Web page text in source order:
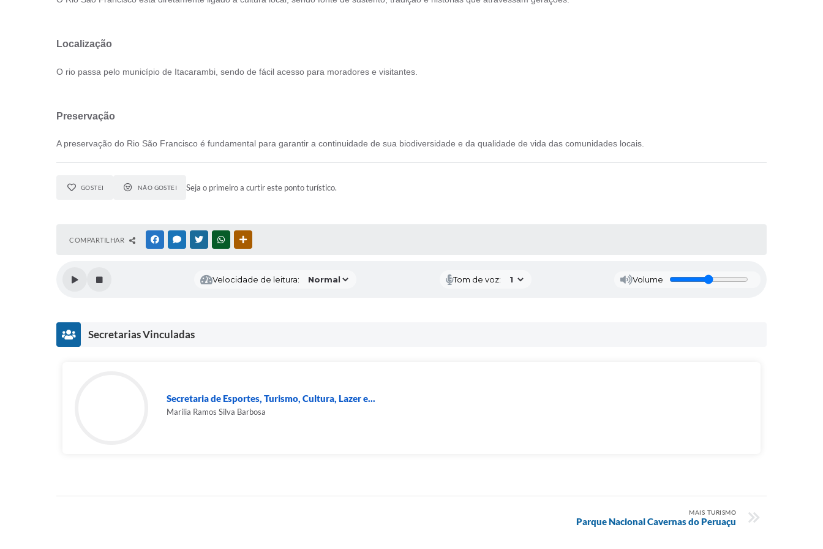
Localização
O rio passa pelo município de Itacarambi, sendo de fácil acesso para moradores e visitantes.
Preservação
A preservação do Rio São Francisco é fundamental para garantir a continuidade de sua biodiversidade e da qualidade de vida das comunidades locais.
GOSTEI NÃO GOSTEI Seja o primeiro a curtir este ponto turístico.
COMPARTILHAR FACEBOOKMESSENGER
TWITTERWHATSAPP
Velocidade de leitura: Tom de voz: Volume
Secretarias Vinculadas
Secretaria de Esportes, Turismo, Cultura, Lazer e...
Marília Ramos Silva Barbosa
MAIS TURISMO
Parque Nacional Cavernas do Peruaçu